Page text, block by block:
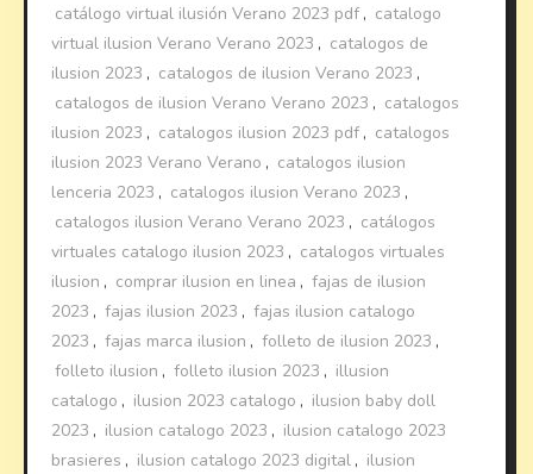
catálogo virtual ilusión Verano 2023 pdf , catalogo
virtual ilusion Verano Verano 2023 , catalogos de
ilusion 2023 , catalogos de ilusion Verano 2023 ,
catalogos de ilusion Verano Verano 2023 , catalogos
ilusion 2023 , catalogos ilusion 2023 pdf , catalogos
ilusion 2023 Verano Verano , catalogos ilusion
lenceria 2023 , catalogos ilusion Verano 2023 ,
catalogos ilusion Verano Verano 2023 , catálogos
virtuales catalogo ilusion 2023 , catalogos virtuales
ilusion , comprar ilusion en linea , fajas de ilusion
2023 , fajas ilusion 2023 , fajas ilusion catalogo
2023 , fajas marca ilusion , folleto de ilusion 2023 ,
folleto ilusion , folleto ilusion 2023 , illusion
catalogo , ilusion 2023 catalogo , ilusion baby doll
2023 , ilusion catalogo 2023 , ilusion catalogo 2023
brasieres , ilusion catalogo 2023 digital , ilusion